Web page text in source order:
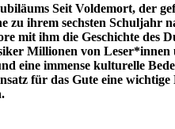
Seit Voldemort, der
ihrem sechsten Schuljahr
mit ihm die Geschichte
Millionen von Leser*innen
eine immense kulturelle
für das Gute eine wichtige